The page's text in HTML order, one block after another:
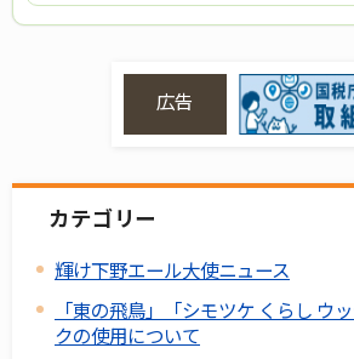
広告
カテゴリー
輝け下野エール大使ニュース
「東の飛鳥」「シモツケ くらし ウ
クの使用について